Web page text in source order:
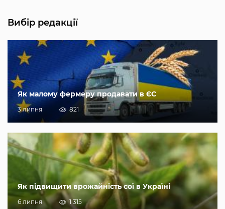
Вибір редакції
Як малому фермеру продавати в ЄС
3 липня 821
Як підвищити врожайність сої в Україні
6 липня 1 315